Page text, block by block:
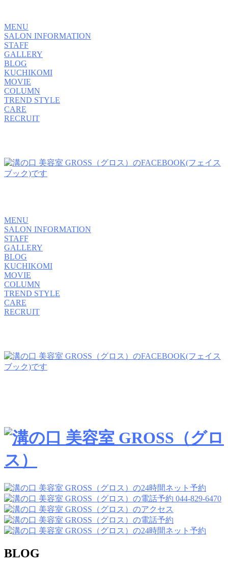
MENU
SALON INFORMATION
STAFF
GALLERY
BLOG
KUCHIKOMI
MOVIE
COLUMN
TREND STYLE
CARE
RECRUIT
MENU
SALON INFORMATION
STAFF
GALLERY
BLOG
KUCHIKOMI
MOVIE
COLUMN
TREND STYLE
CARE
RECRUIT
044-829-6470
BLOG